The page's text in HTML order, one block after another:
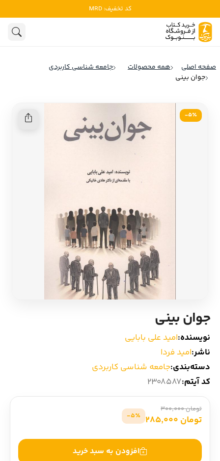
کد تخفیف: MRD
ادبیات
روانشناسی
تاریخ و سیاست
ادبیات ایتالیا
ادبیات آلمان
ادبیات آسیا
سایر کشورهای اروپا
داستان کوتاه
شعر و متون کهن
ادبیات نمایشی
صفحه اصلی همه محصولات
جامعه شناسی کاربردی
جوان بینی
5٪-
جوان بینی
نویسنده:امید علی بابایی
ناشر:امید فردا
دسته‌بندی:جامعه شناسی کاربردی
کد آیتم:2308587
تومان 300,000
تومان 285,000 5٪-
افزودن به سبد خرید